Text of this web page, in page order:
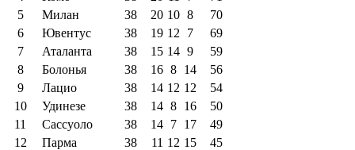
5
Милан 38 20 10 8
70
6
Ювентус 38 19 12 7
69
7
Аталанта 38 15 14 9
59
8
Болонья 38 16 8 14
56
9
Лацио 38 14 12 12
54
10
Удинезе 38 14 8 16
50
11
Сассуоло 38 14 7 17
49
12
Парма 38 11 12 15
45